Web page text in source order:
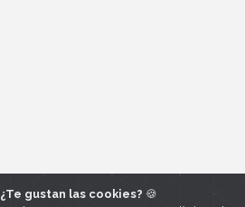
¿Te gustan las cookies? 🍪